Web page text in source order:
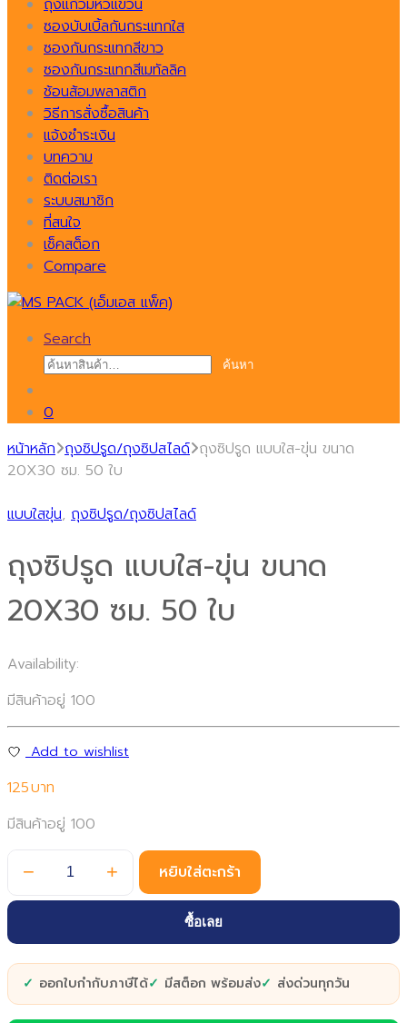
ถุงแก้วมีหัวแขวน
ซองบับเบิ้ลกันกระแทกใส
ซองกันกระแทกสีขาว
ซองกันกระแทกสีเมทัลลิค
ช้อนส้อมพลาสติก
วิธีการสั่งซื้อสินค้า
แจ้งชำระเงิน
บทความ
ติดต่อเรา
ระบบสมาชิก
ที่สนใจ
เช็คสต็อก
Compare
Search
ค้นหา:
ค้นหา
0
หน้าหลัก ถุงซิปรูด/ถุงซิปสไลด์ ถุงซิปรูด แบบใส-ขุ่น ขนาด
20X30 ซม. 50 ใบ
แบบใสขุ่น, ถุงซิปรูด/ถุงซิปสไลด์
ถุงซิปรูด แบบใส-ขุ่น ขนาด
20X30 ซม. 50 ใบ
Availability:
มีสินค้าอยู่ 100
Add to wishlist
125
มีสินค้าอยู่ 100
รูด
ใส-
ขุ่น
ขนาด
− + หยิบใส่ตะกร้า
ซื้อเลย
ออกใบกำกับภาษีได้ มีสต็อก พร้อมส่ง ส่งด่วนทุกวัน